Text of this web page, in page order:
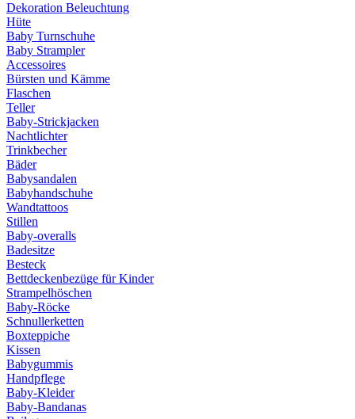
Dekoration Beleuchtung
Hüte
Baby Turnschuhe
Baby Strampler
Accessoires
Bürsten und Kämme
Flaschen
Teller
Baby-Strickjacken
Nachtlichter
Trinkbecher
Bäder
Babysandalen
Babyhandschuhe
Wandtattoos
Stillen
Baby-overalls
Badesitze
Besteck
Bettdeckenbezüge für Kinder
Strampelhöschen
Baby-Röcke
Schnullerketten
Boxteppiche
Kissen
Babygummis
Handpflege
Baby-Kleider
Baby-Bandanas